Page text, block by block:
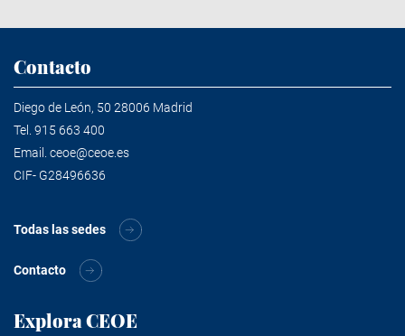
Contacto
Diego de León, 50 28006 Madrid
Tel. 915 663 400
Email. ceoe@ceoe.es
CIF- G28496636
Todas las sedes
Contacto
Explora CEOE